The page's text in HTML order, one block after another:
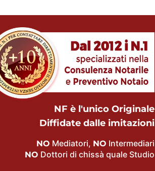
NF è l'unico Originale
Diffidate dalle imitazioni
NO Mediatori, NO Intermediari
NO Dottori di chissà quale Studio